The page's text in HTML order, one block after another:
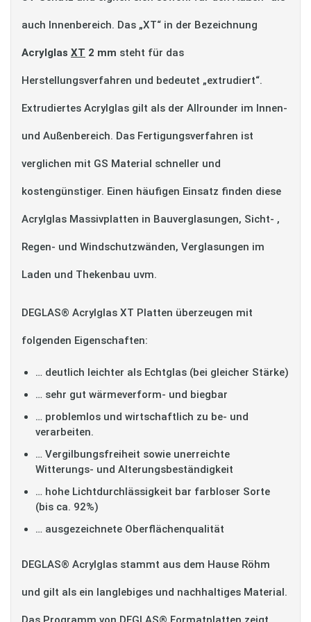
auch Innenbereich. Das „XT“ in der Bezeichnung
Acrylglas XT 2 mm steht für das
Herstellungsverfahren und bedeutet „extrudiert“.
Extrudiertes Acrylglas gilt als der Allrounder im Innen-
und Außenbereich. Das Fertigungsverfahren ist
verglichen mit GS Material schneller und
kostengünstiger. Einen häufigen Einsatz finden diese
Acrylglas Massivplatten in Bauverglasungen, Sicht- ,
Regen- und Windschutzwänden, Verglasungen im
Laden und Thekenbau uvm.
DEGLAS® Acrylglas XT Platten überzeugen mit
folgenden Eigenschaften:
… deutlich leichter als Echtglas (bei gleicher Stärke)
… sehr gut wärmeverform- und biegbar
… problemlos und wirtschaftlich zu be- und
verarbeiten.
… Vergilbungsfreiheit sowie unerreichte
Witterungs- und Alterungsbeständigkeit
… hohe Lichtdurchlässigkeit bar farbloser Sorte
(bis ca. 92%)
… ausgezeichnete Oberflächenqualität
DEGLAS® Acrylglas stammt aus dem Hause Röhm
und gilt als ein langlebiges und nachhaltiges Material.